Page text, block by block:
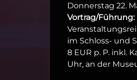
Donnerstag 22.
Vortrag/Führung:
im Schloss- und
8 EUR p. P. inkl.
Uhr, an der